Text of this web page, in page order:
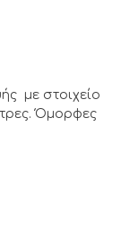
με στοιχείο
Όμορφες